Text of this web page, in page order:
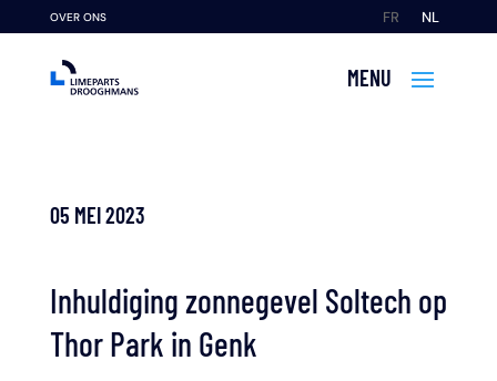
OVER ONS NL
FR
05 MEI 2023
Inhuldiging zonnegevel Soltech op
Thor Park in Genk